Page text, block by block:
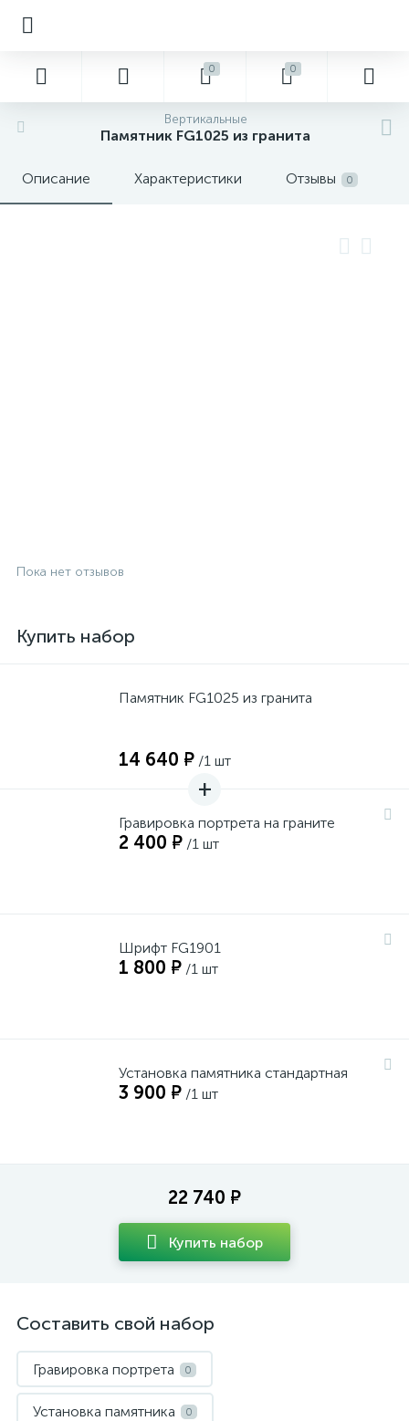
0 0
Вертикальные
Памятник FG1025 из гранита
Описание Характеристики Отзывы 0
Пока нет отзывов
Купить набор
Памятник FG1025 из гранита
14 640 ₽ /1 шт
Гравировка портрета на граните
2 400 ₽ /1 шт
Шрифт FG1901
1 800 ₽ /1 шт
Установка памятника стандартная
3 900 ₽ /1 шт
22 740 ₽
Купить набор
Составить свой набор
Гравировка портрета 0
Установка памятника 0